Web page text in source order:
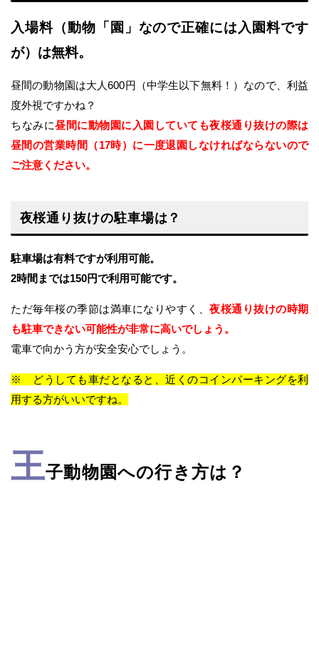
入場料（動物「園」なので正確には入園料です
が）は無料。
昼間の動物園は大人600円（中学生以下無料！）なので、利益
度外視ですかね？
ちなみに昼間に動物園に入園していても夜桜通り抜けの際は
昼間の営業時間（17時）に一度退園しなければならないので
ご注意ください。
夜桜通り抜けの駐車場は？
駐車場は有料ですが利用可能。
2時間までは150円で利用可能です。
ただ毎年桜の季節は満車になりやすく、 夜桜通り抜けの時期
も駐車できない可能性が非常に高いでしょう。
電車で向かう方が安全安心でしょう。
※ どうしても車だとなると、近くのコインパーキングを利
用する方がいいですね。
王子動物園への行き方は？